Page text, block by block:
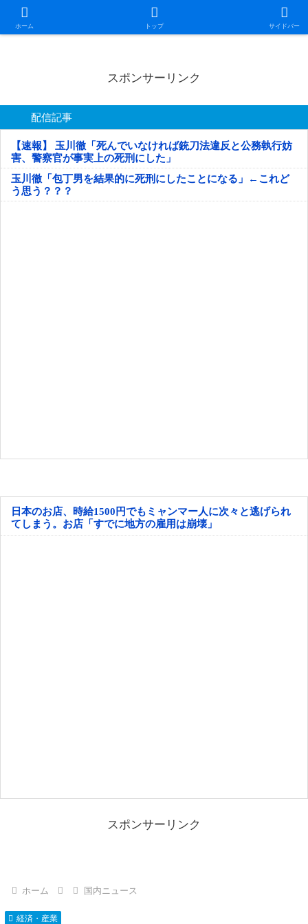
ホーム トップ サイドバー
日本第一！ニュース録
スポンサーリンク
配信記事
【速報】 玉川徹「死んでいなければ銃刀法違反と公務執行妨
害、警察官が事実上の死刑にした」
玉川徹「包丁男を結果的に死刑にしたことになる」←これど
う思う？？？
日本のお店、時給1500円でもミャンマー人に次々と逃げられ
てしまう。お店「すでに地方の雇用は崩壊」
スポンサーリンク
ホーム 国内ニュース
経済・産業